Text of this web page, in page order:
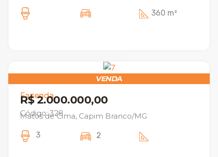
360 m²
VENDA
Fazenda
R$ 2.000.000,00
Código: 328
Matos de Cima, Capim Branco/MG
3 2